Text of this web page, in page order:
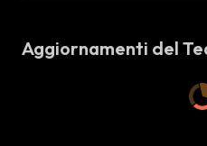
Aggiornamenti del